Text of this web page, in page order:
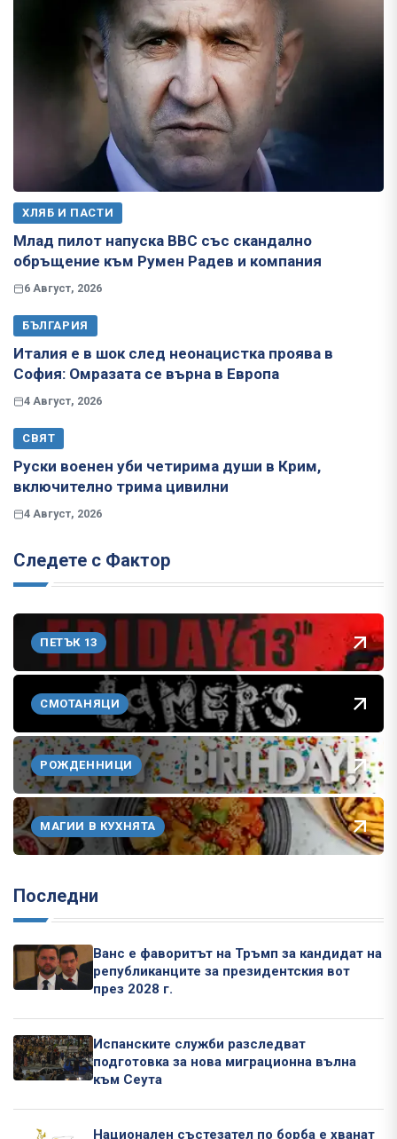
ХЛЯБ И ПАСТИ
Млад пилот напуска ВВС със скандално
обръщение към Румен Радев и компания
6 Август, 2026
БЪЛГАРИЯ
Италия е в шок след неонацистка проява в
София: Омразата се върна в Европа
4 Август, 2026
СВЯТ
Руски военен уби четирима души в Крим,
включително трима цивилни
4 Август, 2026
Следете с Фактор
ПЕТЪК 13
СМОТАНЯЦИ
РОЖДЕННИЦИ
МАГИИ В КУХНЯТА
Последни
Ванс е фаворитът на Тръмп за кандидат на
републиканците за президентския вот
през 2028 г.
Испанските служби разследват
подготовка за нова миграционна вълна
към Сеута
Национален състезател по борба е хванат